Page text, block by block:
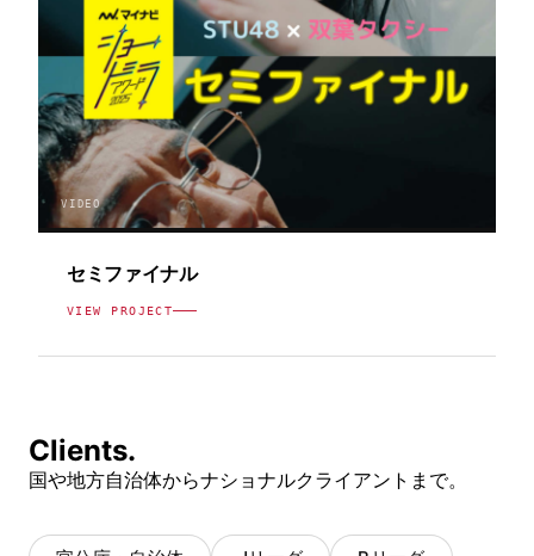
VIDEO
セミファイナル
VIEW PROJECT
Clients.
国や地方自治体からナショナルクライアントまで。